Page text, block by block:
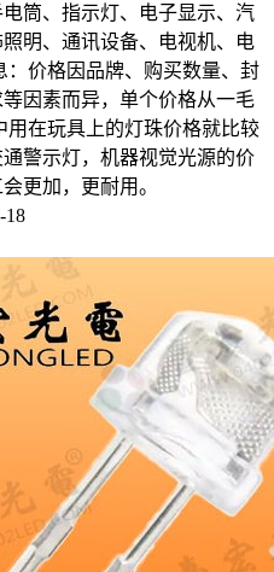
筒、指示灯、电子显示、汽
明、通讯设备、电视机、电
：价格因品牌、购买数量、封
因素而异，单个价格从一毛
用在玩具上的灯珠价格就比较
警示灯，机器视觉光源的价
更加，更耐用。
18